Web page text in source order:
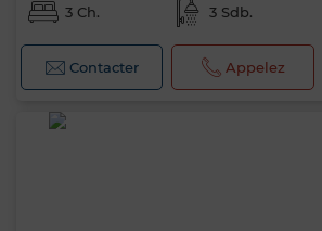
3 Ch. 3 Sdb.
Contacter Appelez